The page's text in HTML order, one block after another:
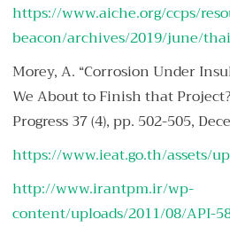
https://www.aiche.org/ccps/
beacon/archives/2019/june/thai
Morey, A. “Corrosion Under
We About to Finish that
Progress 37 (4), pp. 502-505,
https://www.ieat.go.th/assets/
http://www.irantpm.ir/wp-
content/uploads/2011/08/API-